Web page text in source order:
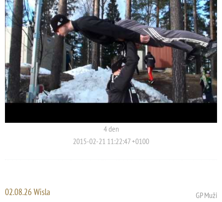
4 den
2015-02-21 11:22:47 +0100
02.08.26 Wisla
GP Muži